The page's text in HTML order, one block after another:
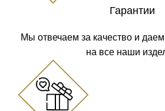
Гарантии
Мы отвечаем за качество и
на все наши